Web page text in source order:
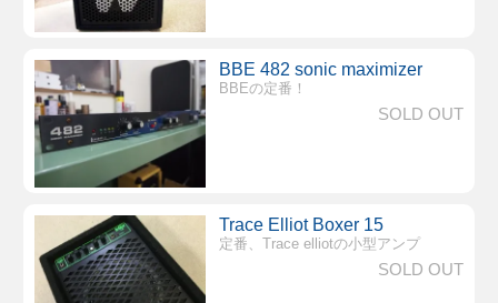
BBE 482 sonic maximizer
BBEの定番！
SOLD OUT
Trace Elliot Boxer 15
定番、Trace elliotの小型アンプ
SOLD OUT